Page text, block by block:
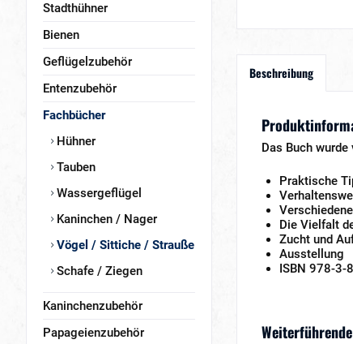
Stadthühner
Bienen
Geflügelzubehör
Entenzubehör
Fachbücher
Hühner
Tauben
Wassergeflügel
Kaninchen / Nager
Vögel / Sittiche / Strauße
Schafe / Ziegen
Kaninchenzubehör
Papageienzubehör
Beschreibung
Das Buch
Praktische
Die Vielfalt
Zucht und
Ausstellung
ISBN 978-3-